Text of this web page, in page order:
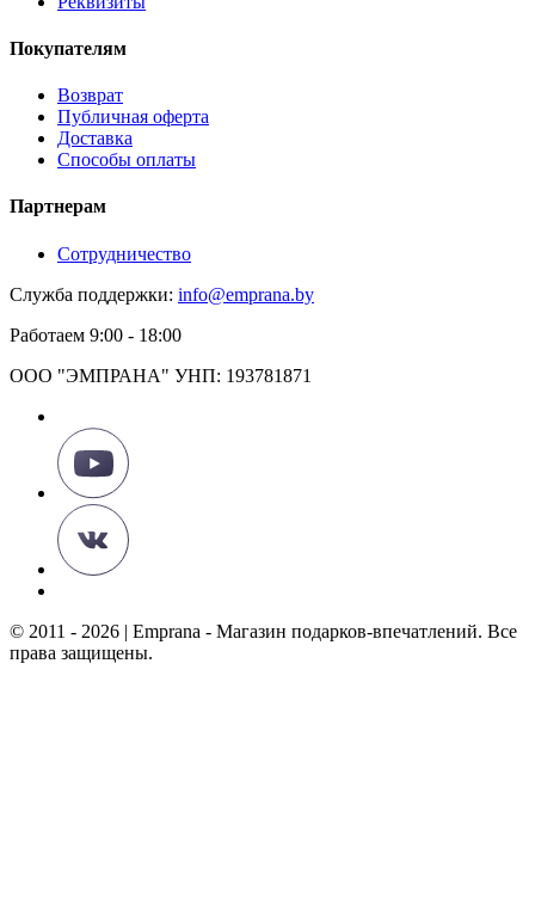
Покупателям
Возврат
Публичная оферта
Доставка
Способы оплаты
Партнерам
Сотрудничество
Служба поддержки: info@emprana.by
Работаем 9:00 - 18:00
ООО "ЭМПРАНА" УНП: 193781871
© 2011 - 2026 | Emprana - Магазин подарков-впечатлений. Все
права защищены.